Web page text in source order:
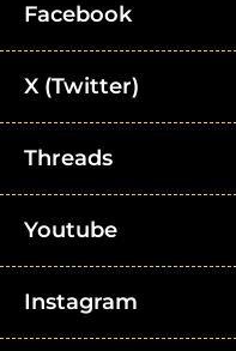
Facebook
X (Twitter)
Threads
Youtube
Instagram